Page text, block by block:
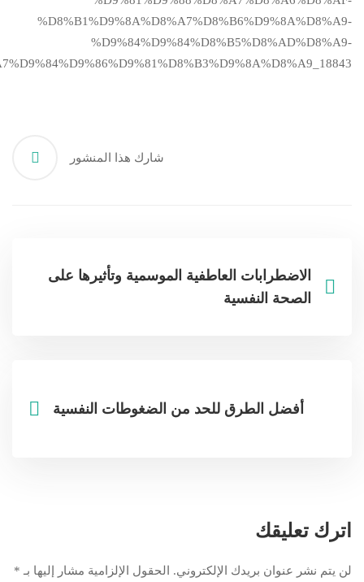
%D8%B1%D9%8A%D8%A7%D8%B6%D9%8A%D8%A9-
%D9%84%D9%84%D8%B5%D8%AD%D8%A9-
شارك هذا المنشور
الاضطرابات العاطفية الموسمية وتأثيرها على
الصحة النفسية
أفضل الطرق للحد من الضغوطات النفسية
اترك تعليقك
لن يتم نشر عنوان بريدك الإلكتروني. الحقول الإلزامية مشار إليها بـ *